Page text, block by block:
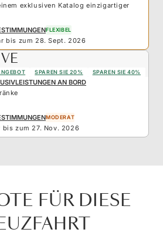
exklusiven Katalog einzigartiger
FLEXIBEL
bis zum 28. Sept. 2026
SPAREN SIE 20% SPAREN SIE 40%
AN BORD
MODERAT
bis zum 27. Nov. 2026
FÜR DIESE